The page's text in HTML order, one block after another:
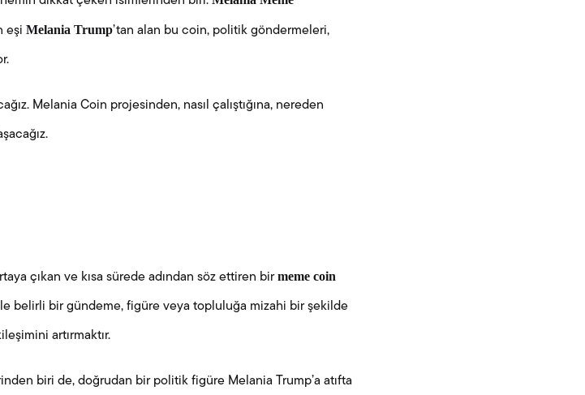
eşi Melania Trump’tan alan bu coin, politik göndermeleri,
Melania Coin projesinden, nasıl çalıştığına, nereden
çıkan ve kısa sürede adından söz ettiren birmeme coin
belirli bir gündeme, figüre veya topluluğa mizahi bir şekilde
artırmaktır.
biri de, doğrudan bir politik figüre Melania Trump’a atıfta